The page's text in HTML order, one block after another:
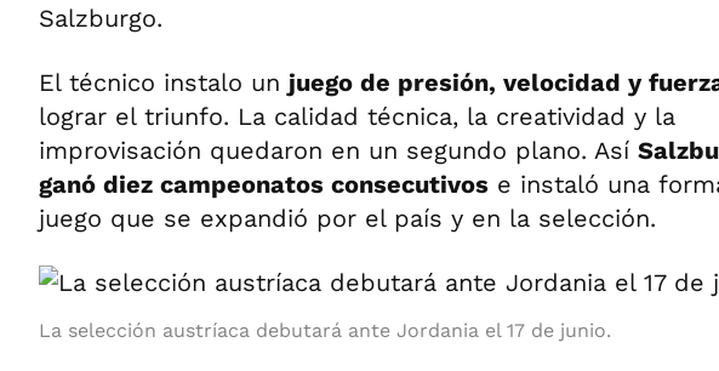
Salzburgo.
El técnico instalo un juego de presión, velocidad y
lograr el triunfo. La calidad técnica, la creatividad y la
improvisación quedaron en un segundo plano. Así
ganó diez campeonatos consecutivos e instaló una
juego que se expandió por el país y en la selección.
La selección austríaca debutará ante Jordania el 17 de junio.